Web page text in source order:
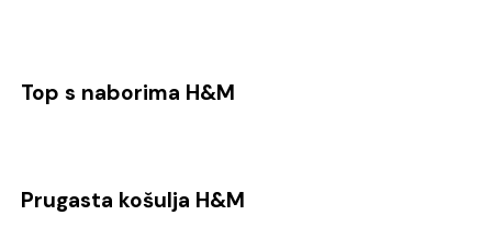
Top s naborima H&M
Prugasta košulja H&M